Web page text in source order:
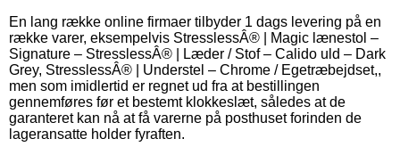
En lang række online firmaer tilbyder 1 dags levering på en
række varer, eksempelvis StresslessÂ® | Magic lænestol –
Signature – StresslessÂ® | Læder / Stof – Calido uld – Dark
Grey, StresslessÂ® | Understel – Chrome / Egetræbejdset,,
men som imidlertid er regnet ud fra at bestillingen
gennemføres før et bestemt klokkeslæt, således at de
garanteret kan nå at få varerne på posthuset forinden de
lageransatte holder fyraften.